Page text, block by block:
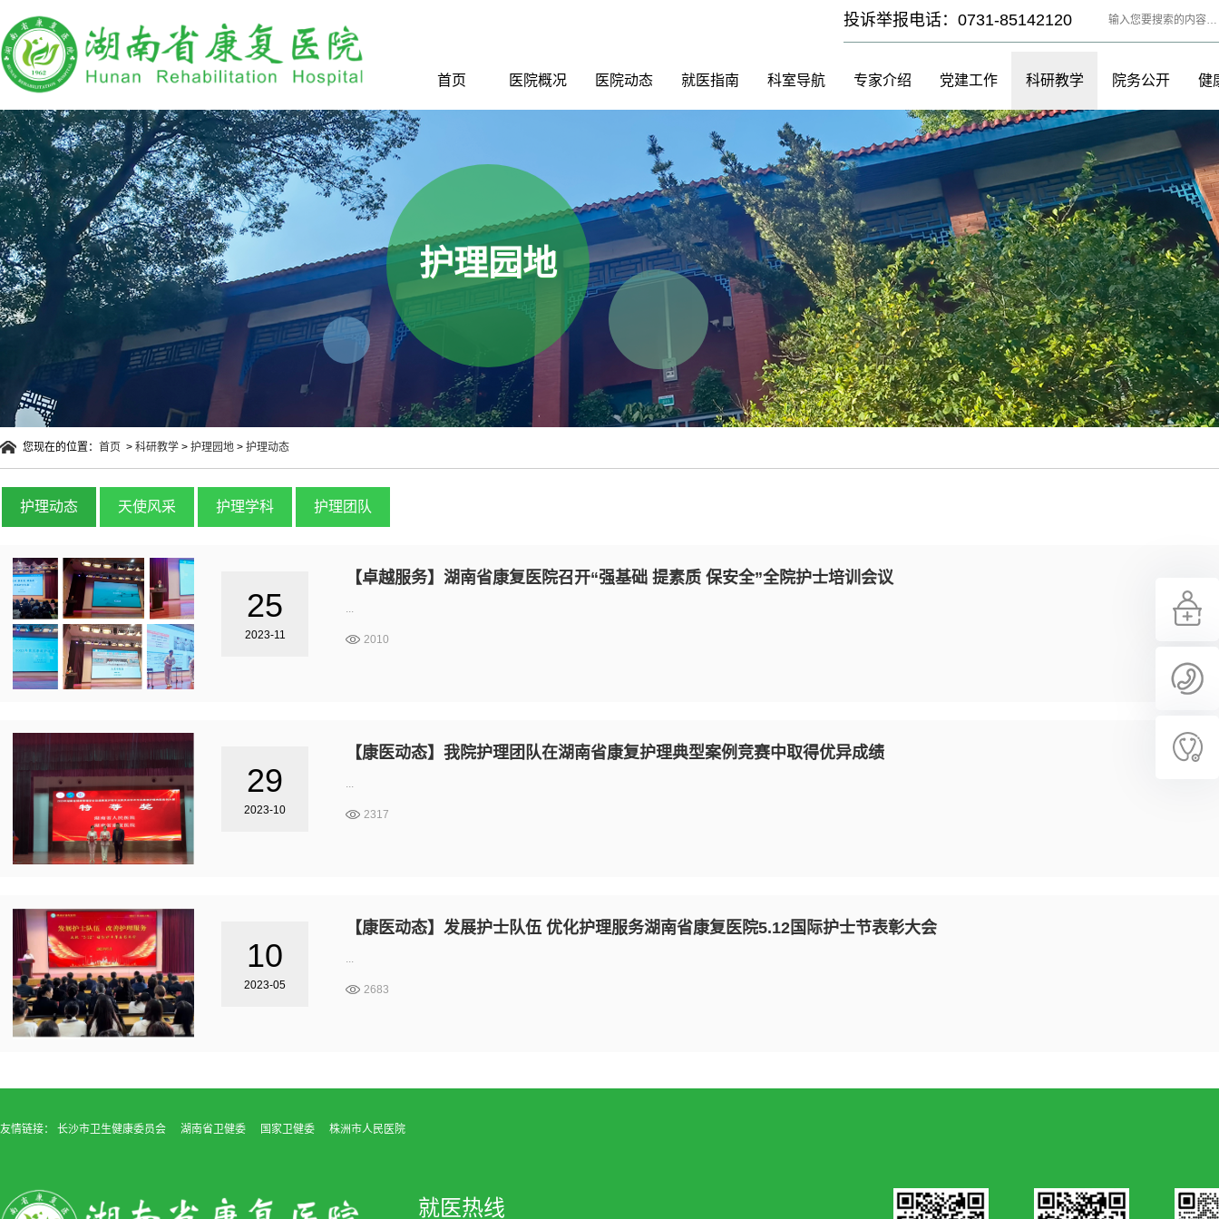
投诉举报电话：0731-85142120
首页 医院概况 医院动态 就医指南 科室导航 专家介绍 党建工作 科研教学 院务公开 健
护理园地
您现在的位置： 首页 > 科研教学 > 护理园地 > 护理动态
护理动态 天使风采 护理学科 护理团队
25
2023-11
【卓越服务】湖南省康复医院召开“强基础 提素质 保安全”全院护士培训会议
...
2010
29
2023-10
【康医动态】我院护理团队在湖南省康复护理典型案例竞赛中取得优异成绩
...
2317
10
2023-05
【康医动态】发展护士队伍 优化护理服务湖南省康复医院5.12国际护士节表彰大会
...
2683
友情链接： 长沙市卫生健康委员会 湖南省卫健委 国家卫健委 株洲市人民医院
就医热线